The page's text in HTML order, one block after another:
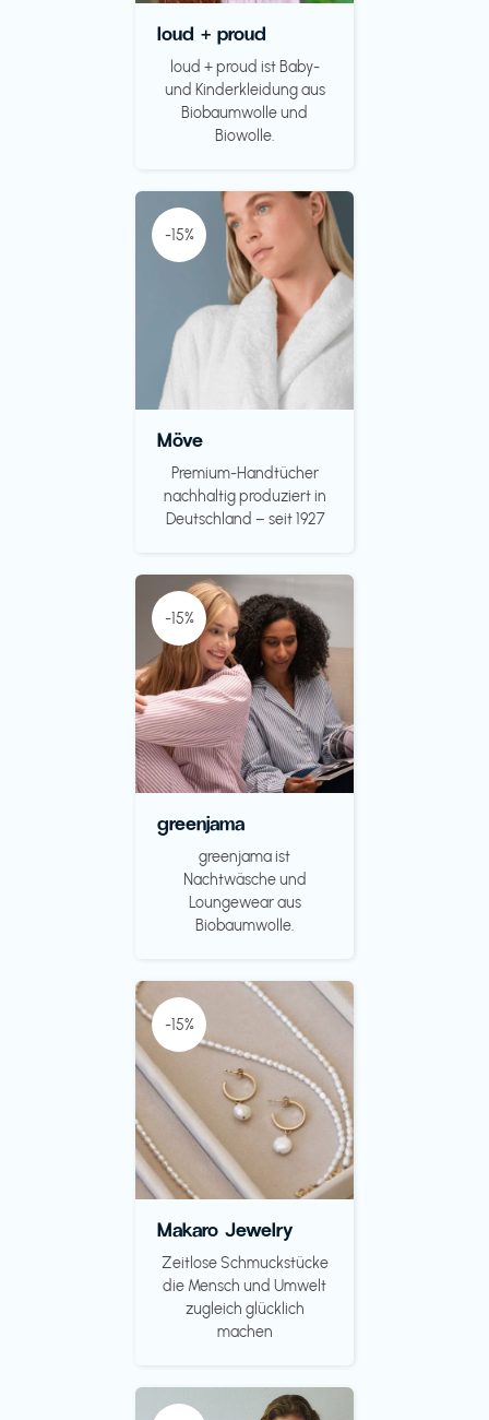
loud + proud
loud + proud ist Baby-
und Kinderkleidung aus
Biobaumwolle und
Biowolle.
-15%
Möve
Premium-Handtücher
nachhaltig produziert in
Deutschland – seit 1927
-15%
greenjama
greenjama ist
Nachtwäsche und
Loungewear aus
Biobaumwolle.
-15%
Makaro Jewelry
Zeitlose Schmuckstücke
die Mensch und Umwelt
zugleich glücklich
machen